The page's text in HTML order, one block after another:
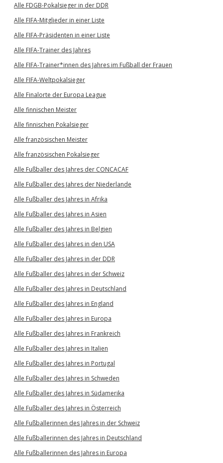
Alle FDGB-Pokalsieger in der DDR
Alle FIFA-Mitglieder in einer Liste
Alle FIFA-Präsidenten in einer Liste
Alle FIFA-Trainer des Jahres
Alle FIFA-Trainer*innen des Jahres im Fußball der Frauen
Alle FIFA-Weltpokalsieger
Alle Finalorte der Europa League
Alle finnischen Meister
Alle finnischen Pokalsieger
Alle französischen Meister
Alle französischen Pokalsieger
Alle Fußballer des Jahres der CONCACAF
Alle Fußballer des Jahres der Niederlande
Alle Fußballer des Jahres in Afrika
Alle Fußballer des Jahres in Asien
Alle Fußballer des Jahres in Belgien
Alle Fußballer des Jahres in den USA
Alle Fußballer des Jahres in der DDR
Alle Fußballer des Jahres in der Schweiz
Alle Fußballer des Jahres in Deutschland
Alle Fußballer des Jahres in England
Alle Fußballer des Jahres in Europa
Alle Fußballer des Jahres in Frankreich
Alle Fußballer des Jahres in Italien
Alle Fußballer des Jahres in Portugal
Alle Fußballer des Jahres in Schweden
Alle Fußballer des Jahres in Südamerika
Alle Fußballer des Jahres in Österreich
Alle Fußballerinnen des Jahres in der Schweiz
Alle Fußballerinnen des Jahres in Deutschland
Alle Fußballerinnen des Jahres in Europa